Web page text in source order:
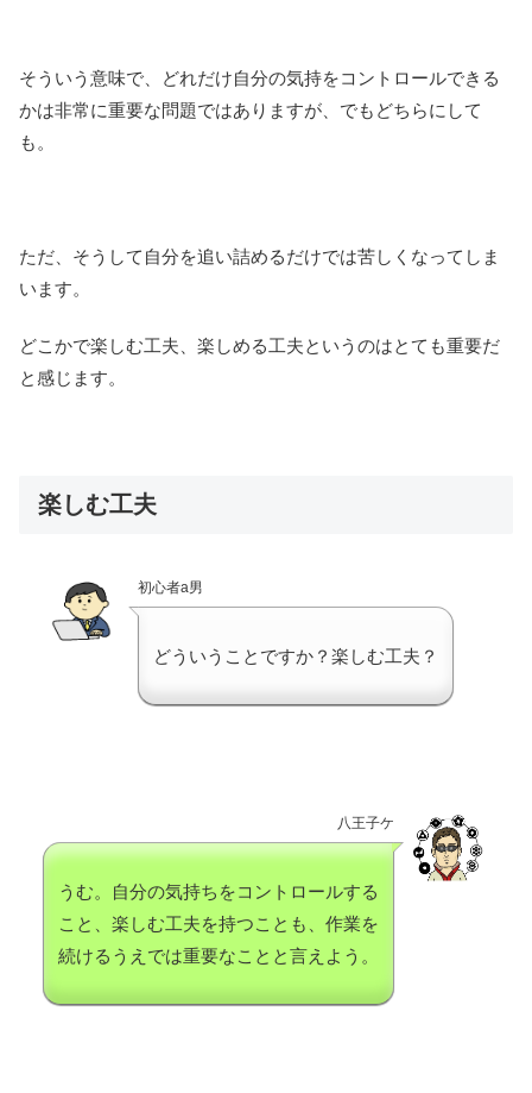
そういう意味で、どれだけ自分の気持をコントロールできる
かは非常に重要な問題ではありますが、でもどちらにして
も。
ただ、そうして自分を追い詰めるだけでは苦しくなってしま
います。
どこかで楽しむ工夫、楽しめる工夫というのはとても重要だ
と感じます。
楽しむ工夫
初心者a男
どういうことですか？楽しむ工夫？
八王子ケ
うむ。自分の気持ちをコントロールする
こと、楽しむ工夫を持つことも、作業を
続けるうえでは重要なことと言えよう。